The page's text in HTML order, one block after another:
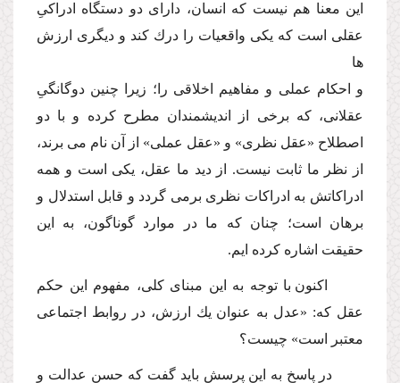
این معنا هم نیست كه انسان، داراى دو دستگاه ادراكىِ
عقلى است كه یكى واقعیات را درك كند و دیگرى ارزش
ها
و احكام عملى و مفاهیم اخلاقى را؛ زیرا چنین دوگانگىِ
عقلانى، كه برخى از اندیشمندان مطرح كرده و با دو
اصطلاح «عقل نظرى» و «عقل عملى» از آن نام مى برند،
از نظر ما ثابت نیست. از دید ما عقل، یكى است و همه
ادراكاتش به ادراكات نظرى برمى گردد و قابل استدلال و
برهان است؛ چنان كه ما در موارد گوناگون، به این
حقیقت اشاره كرده ایم.
اكنون با توجه به این مبناى كلى، مفهوم این حكم
عقل كه: «عدل به عنوان یك ارزش، در روابط اجتماعى
معتبر است» چیست؟
در پاسخ به این پرسش باید گفت كه حسن عدالت و